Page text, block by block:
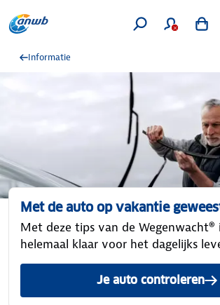
Informatie
Met de auto op vakantie
Met deze tips van de
helemaal klaar voor het dagelijks
Je auto controleren